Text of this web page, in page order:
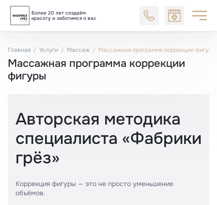
Более 20 лет создаём
красоту и заботимся о вас
Блог
Главная Услуги Массаж Массажная программа коррекции фигуры
Массажная программа коррекции
фигуры
Авторская методика
специалиста «Фабрики
грёз»
Коррекция фигуры — это не просто уменьшение
объёмов.